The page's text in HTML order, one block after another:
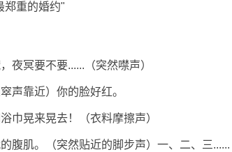
郑重的婚约"
夜冥要不要......（突然噤声）
声靠近）你的脸好红。
巾晃来晃去！（衣料摩擦声）
腹肌。（突然贴近的脚步声）一、二、三